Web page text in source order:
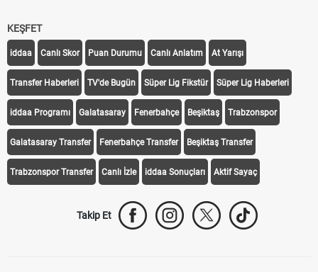
KEŞFET
iddaa Canlı Skor Puan Durumu Canlı Anlatım At Yarışı
Transfer Haberleri TV'de Bugün Süper Lig Fikstür Süper Lig Haberleri
iddaa Programı Galatasaray Fenerbahçe Beşiktaş Trabzonspor
Galatasaray Transfer Fenerbahçe Transfer Beşiktaş Transfer
Trabzonspor Transfer Canlı İzle iddaa Sonuçları Aktif Sayaç
Takip Et